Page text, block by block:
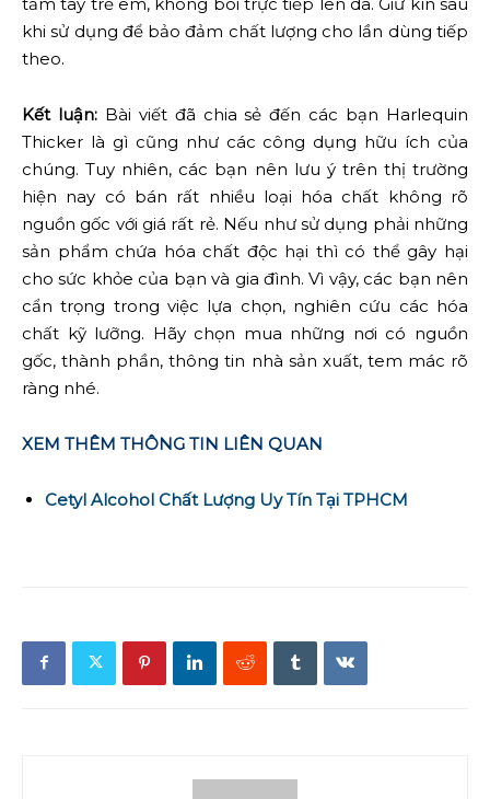
khi sử dụng để bảo đảm chất lượng cho lần dùng tiếp
theo.
Kết luận:Bài viết đã chia sẻ đến các bạn Harlequin
Thicker là gì cũng như các công dụng hữu ích của
chúng. Tuy nhiên, các bạn nên lưu ý trên thị trường
hiện nay có bán rất nhiều loại hóa chất không rõ
nguồn gốc với giá rất rẻ. Nếu như sử dụng phải những
sản phẩm chứa hóa chất độc hại thì có thể gây hại
cho sức khỏe của bạn và gia đình. Vì vậy, các bạn nên
cẩn trọng trong việc lựa chọn, nghiên cứu các hóa
chất kỹ lưỡng. Hãy chọn mua những nơi có nguồn
gốc, thành phần, thông tin nhà sản xuất, tem mác rõ
ràng nhé.
XEM THÊM THÔNG TIN LIÊN QUAN
Cetyl Alcohol Chất Lượng Uy Tín Tại TPHCM